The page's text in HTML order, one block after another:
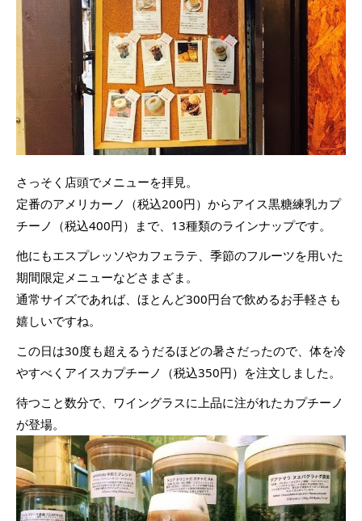
さっそく店頭でメニューを拝見。
定番のアメリカーノ（税込200円）からアイス黒糖練乳カプ
チーノ（税込400円）まで、13種類のラインナップです。
他にもエスプレッソやカフェラテ、季節のフルーツを用いた
期間限定メニューなどさまざま。
通常サイズであれば、ほとんど300円台で飲めるお手軽さも
嬉しいですね。
この日は30度も超えるうだるほどの暑さだったので、体を冷
やすべくアイスカプチーノ（税込350円）を注文しました。
待つこと数分で、ワイングラスに上品に注がれたカプチーノ
が登場。